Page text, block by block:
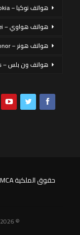
هواتف نوكيا – Nokia
هواتف هواوي – Huawei
هواتف هونر – honor
هواتف ون بلس – OnePlus
حقوق الملكية DMCA
© 2026 - مصر الآن. All Rights Reserved